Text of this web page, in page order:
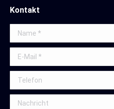
Kontakt
Name *
E-Mail *
Telefon
Nachricht